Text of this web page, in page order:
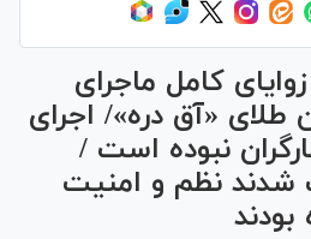
کامل ماجرای
«آق دره»/ اجرای
نبوده است /
شدند نظم و امنیت